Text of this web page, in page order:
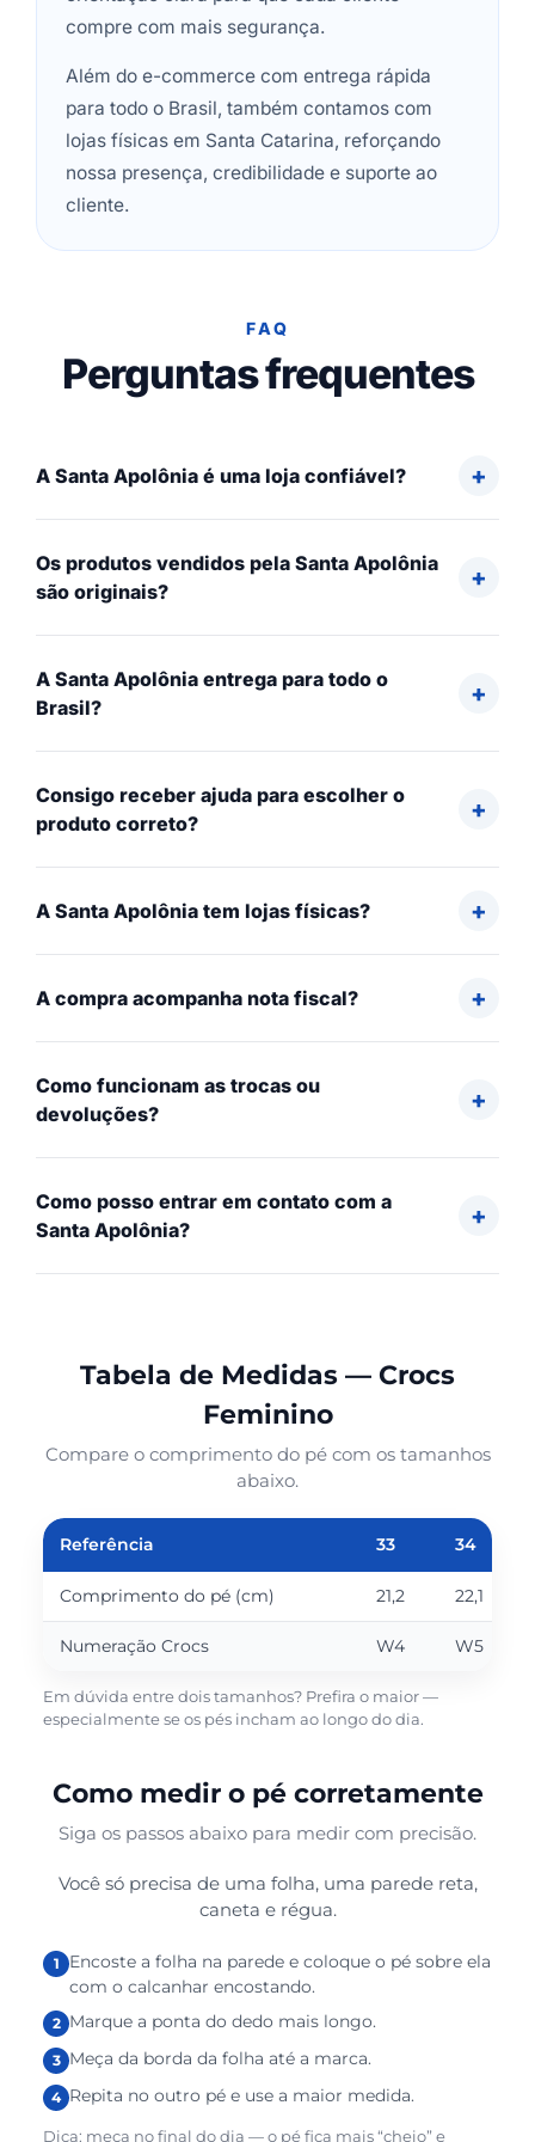
compre com mais segurança.
Além do e-commerce com entrega rápida
para todo o Brasil, também contamos com
lojas físicas em Santa Catarina, reforçando
nossa presença, credibilidade e suporte ao
cliente.
FAQ
Perguntas frequentes
A Santa Apolônia é uma loja confiável?
Os produtos vendidos pela Santa Apolônia
são originais?
A Santa Apolônia entrega para todo o
Brasil?
Consigo receber ajuda para escolher o
produto correto?
A Santa Apolônia tem lojas físicas?
A compra acompanha nota fiscal?
Como funcionam as trocas ou
devoluções?
Como posso entrar em contato com a
Santa Apolônia?
Tabela de Medidas — Crocs
Feminino
Compare o comprimento do pé com os tamanhos
abaixo.
Referência 33 34
Comprimento do pé (cm) 21,2 22,1
Numeração Crocs W4 W5
Em dúvida entre dois tamanhos? Prefira o maior —
especialmente se os pés incham ao longo do dia.
Como medir o pé corretamente
Siga os passos abaixo para medir com precisão.
Você só precisa de uma folha, uma parede reta,
caneta e régua.
Encoste a folha na parede e coloque o pé sobre ela
com o calcanhar encostando.
Marque a ponta do dedo mais longo.
Meça da borda da folha até a marca.
Repita no outro pé e use a maior medida.
Dica: meça no final do dia — o pé fica mais “cheio” e